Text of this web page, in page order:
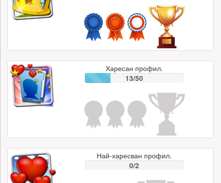
Харесан профил.
13/50
Най-харесван профил.
0/2